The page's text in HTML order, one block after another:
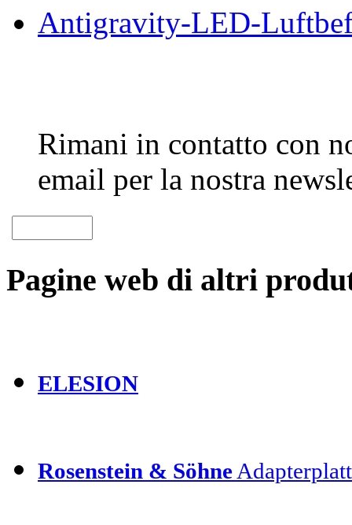
Antigravity-LED-
Rimani in contatto con
email per la nostra
Pagine web di altri
ELESION
Rosenstein & Söhne